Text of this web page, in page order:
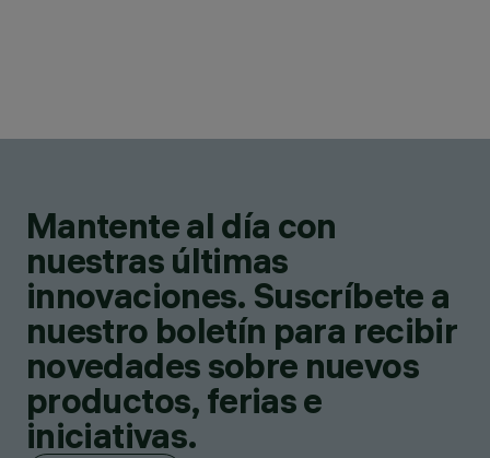
Mantente al día con
nuestras últimas
innovaciones. Suscríbete a
nuestro boletín para recibir
novedades sobre nuevos
productos, ferias e
iniciativas.